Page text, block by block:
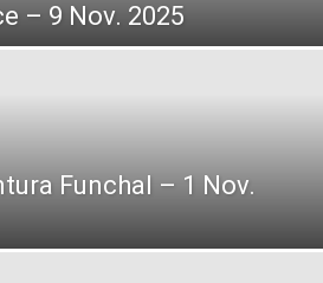
– 9 Nov. 2025
Funchal – 1 Nov.